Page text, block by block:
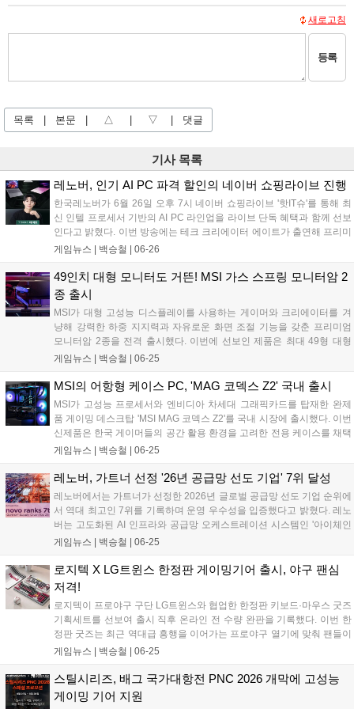
새로고침
등록
목록 본문 △ ▽ 댓글
기사 목록
레노버, 인기 AI PC 파격 할인의 네이버 쇼핑라이브 진행
한국레노버가 6월 26일 오후 7시 네이버 쇼핑라이브 '핫IT슈'를 통해 최
신 인텔 프로세서 기반의 AI PC 라인업을 라이브 단독 혜택과 함께 선보
인다고 밝혔다. 이번 방송에는 테크 크리에이터 에이트가 출연해 프리미
엄 AI 노트북 '요가 슬림 7i 울트라 아우라 에디션'을 비롯한 신제품들을
게임뉴스 | 백승철 | 06-26
49인치 대형 모니터도 거뜬! MSI 가스 스프링 모니터암 2
종 출시
MSI가 대형 고성능 디스플레이를 사용하는 게이머와 크리에이터를 겨
냥해 강력한 하중 지지력과 자유로운 화면 조절 기능을 갖춘 프리미엄
모니터암 2종을 전격 출시했다. 이번에 선보인 제품은 최대 49형 대형
모니터를 안정적으로 받쳐주는 싱글 모델 'MSI MPG MT201RG'와 멀티
모두 강력한 가스 스프링 구조를 채택하여 장시간 게임 플레이나 작업
시 유저가 원하는 최적의 시각적 몰입감을 제공하도록 설계된 것이 특징
이다....
게임뉴스 | 백승철 | 06-25
MSI의 어항형 케이스 PC, 'MAG 코덱스 Z2' 국내 출시
MSI가 고성능 프로세서와 엔비디아 차세대 그래픽카드를 탑재한 완제
품 게이밍 데스크탑 'MSI MAG 코덱스 Z2'를 국내 시장에 출시했다. 이번
신제품은 한국 게이머들의 공간 활용 환경을 고려한 전용 케이스를 채택
하고 온디바이스 AI 처리 능력을 강화한 것이 특징이다. 프리랜서 크리에
구동에도 안정적인 컴퓨팅 환경을 제공하도록 설계되었다....
게임뉴스 | 백승철 | 06-25
레노버, 가트너 선정 '26년 공급망 선도 기업' 7위 달성
레노버에서는 가트너가 선정한 2026년 글로벌 공급망 선도 기업 순위에
서 역대 최고인 7위를 기록하며 운영 우수성을 입증했다고 밝혔다. 레노
버는 고도화된 AI 인프라와 공급망 오케스트레이션 시스템인 '아이체인
(iChain)'을 통해 의사결정 및 분석 작업 시간을 대폭 단축했다. 가트너가
계 전문가 평판 등을 종합적으로 평가하는 권위 있는 순위로 올해 22년
째를 맞이했다. 레노버는 지난 2023년 8위, 2024년 10위, 2025년 8위에
이어 올해 7위에 오르며 지속적인 상승세를 기록 중이다....
게임뉴스 | 백승철 | 06-25
로지텍 X LG트윈스 한정판 게이밍기어 출시, 야구 팬심
저격!
로지텍이 프로야구 구단 LG트윈스와 협업한 한정판 키보드·마우스 굿즈
기획세트를 선보여 출시 직후 온라인 전 수량 완판을 기록했다. 이번 한
정판 굿즈는 최근 역대급 흥행을 이어가는 프로야구 열기에 맞춰 팬들이
경기장 밖 데스크 환경에서도 응원의 즐거움을 이어갈 수 있도록 기획되
수량이 추가로 판매될 예정이다....
게임뉴스 | 백승철 | 06-25
스틸시리즈, 배그 국가대항전 PNC 2026 개막에 고성능
게이밍 기어 지원